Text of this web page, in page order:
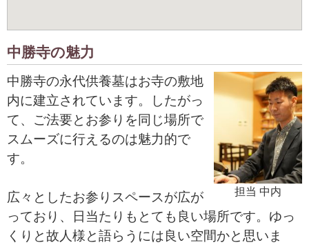
中勝寺の魅力
担当 中内
中勝寺の永代供養墓はお寺の敷地
内に建立されています。したがっ
て、ご法要とお参りを同じ場所で
スムーズに行えるのは魅力的で
す。
広々としたお参りスペースが広が
っており、日当たりもとても良い場所です。ゆっ
くりと故人様と語らうには良い空間かと思いま